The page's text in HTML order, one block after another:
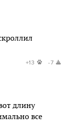
+13 -7
длину
все